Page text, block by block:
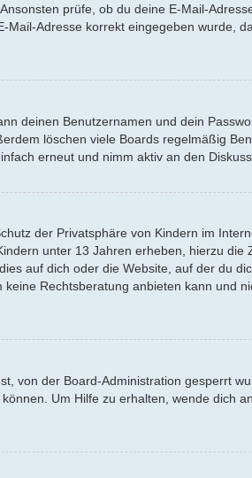
prüfe, ob du deine E-Mail-
Adresse korrekt eingegeben wurde,
deinen Benutzernamen und dein
löschen viele Boards regelmäßig
erneut und nimm aktiv an den
der Privatsphäre von Kindern im
unter 13 Jahren erheben, hierzu die
auf dich oder die Website, auf der du
Rechtsberatung anbieten kann und
von der Board-Administration gesperrt
Um Hilfe zu erhalten, wende dich